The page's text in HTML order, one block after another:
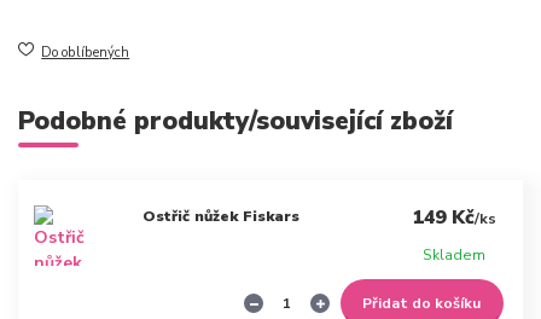
Do oblíbených
Podobné produkty/související zboží
Ostřič nůžek Fiskars 149 Kč/ks
Skladem
Přidat do košíku